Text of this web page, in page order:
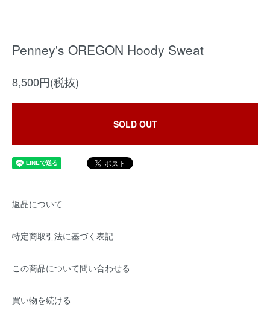
Penney's OREGON Hoody Sweat
8,500円(税抜)
SOLD OUT
返品について
特定商取引法に基づく表記
この商品について問い合わせる
買い物を続ける